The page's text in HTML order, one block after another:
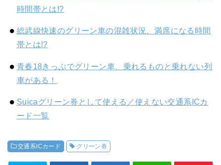
時間帯とは!?
総武線快速のグリーン車の混雑状況、満席になる時間
帯とは!?
青春18きっぷでグリーン車、乗れるものと乗れない列
車がある！
Suicaグリーン券として使える／使えない交通系ICカ
ード一覧
交通系ICカード グリーン券